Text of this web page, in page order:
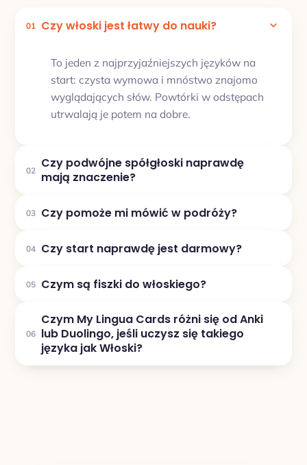
01 Czy włoski jest łatwy do nauki?
To jeden z najprzyjaźniejszych języków na
start: czysta wymowa i mnóstwo znajomo
wyglądających słów. Powtórki w odstępach
utrwalają je potem na dobre.
02 Czy podwójne spółgłoski naprawdę
mają znaczenie?
03 Czy pomoże mi mówić w podróży?
04 Czy start naprawdę jest darmowy?
05 Czym są fiszki do włoskiego?
06
Czym My Lingua Cards różni się od Anki
lub Duolingo, jeśli uczysz się takiego
języka jak Włoski?